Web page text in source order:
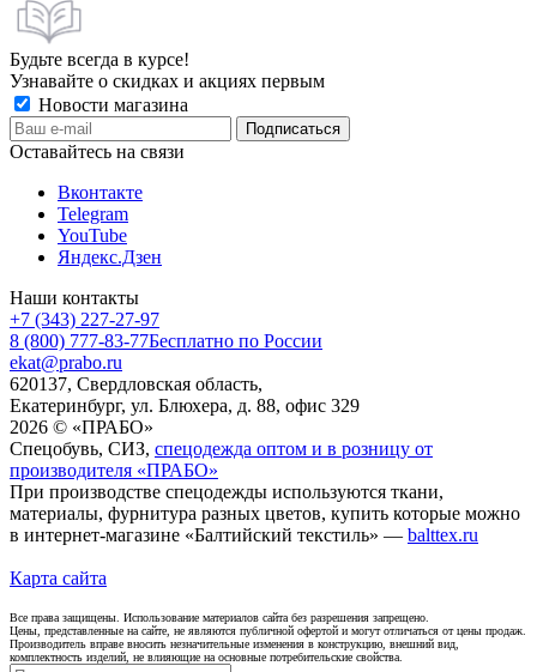
Будьте всегда в курсе!
Узнавайте о скидках и акциях первым
Новости магазина
Оставайтесь на связи
Вконтакте
Telegram
YouTube
Яндекс.Дзен
Наши контакты
+7 (343) 227-27-97
8 (800) 777-83-77Бесплатно по России
ekat@prabo.ru
620137, Свердловская область,
Екатеринбург, ул. Блюхера, д. 88, офис 329
2026 © «ПРАБО»
Спецобувь, СИЗ, спецодежда оптом и в розницу от
производителя «ПРАБО»
При производстве спецодежды используются ткани,
материалы, фурнитура разных цветов, купить которые можно
в интернет-магазине «Балтийский текстиль» — balttex.ru
Карта сайта
Все права защищены. Использование материалов сайта без разрешения запрещено.
Цены, представленные на сайте, не являются публичной офертой и могут отличаться от цены продаж.
Производитель вправе вносить незначительные изменения в конструкцию, внешний вид,
комплектность изделий, не влияющие на основные потребительские свойства.